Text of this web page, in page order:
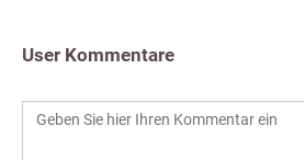
User Kommentare